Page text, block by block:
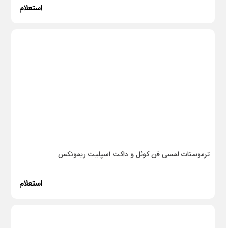
استعلام
ترموستات لمسی فن کوئل و داکت اسپلیت ریمونکس
استعلام